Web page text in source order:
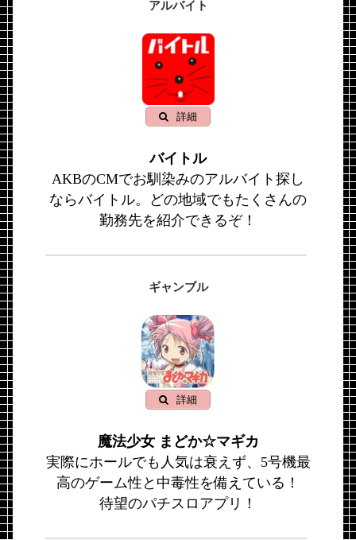
アルバイト
詳細
バイトル
AKBのCMでお馴染みのアルバイト探し
ならバイトル。どの地域でもたくさんの
勤務先を紹介できるぞ！
ギャンブル
詳細
魔法少女 まどか☆マギカ
実際にホールでも人気は衰えず、5号機最
高のゲーム性と中毒性を備えている！
待望のパチスロアプリ！